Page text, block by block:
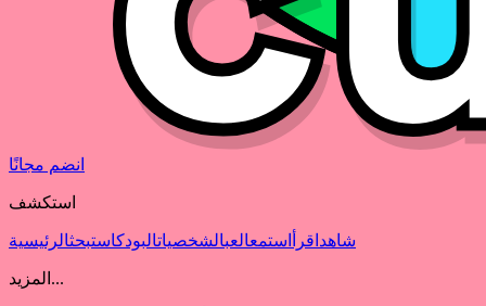
انضم مجانًا
استكشف
شاهد اقرأ استمعالعبالشخصياتالبودكاستبحثالرئيسية
المزيد...